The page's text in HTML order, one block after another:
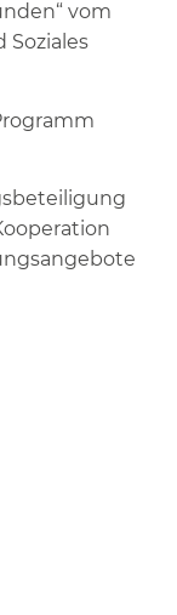
vom